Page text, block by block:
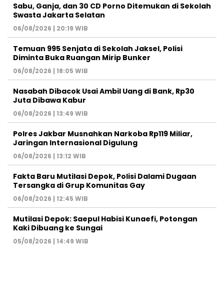
Sabu, Ganja, dan 30 CD Porno Ditemukan di Sekolah
Swasta Jakarta Selatan
06/08/2026 | 20:19 WIB
Temuan 995 Senjata di Sekolah Jaksel, Polisi
Diminta Buka Ruangan Mirip Bunker
06/08/2026 | 18:05 WIB
Nasabah Dibacok Usai Ambil Uang di Bank, Rp30
Juta Dibawa Kabur
06/08/2026 | 13:49 WIB
Polres Jakbar Musnahkan Narkoba Rp119 Miliar,
Jaringan Internasional Digulung
06/08/2026 | 13:12 WIB
Fakta Baru Mutilasi Depok, Polisi Dalami Dugaan
Tersangka di Grup Komunitas Gay
06/08/2026 | 12:45 WIB
Mutilasi Depok: Saepul Habisi Kunaefi, Potongan
Kaki Dibuang ke Sungai
05/08/2026 | 14:49 WIB